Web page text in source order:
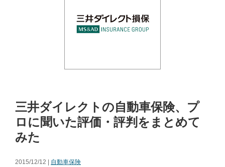
三井ダイレクトの自動車保険、プ
ロに聞いた評価・評判をまとめて
みた
2015/12/12 | 自動車保険